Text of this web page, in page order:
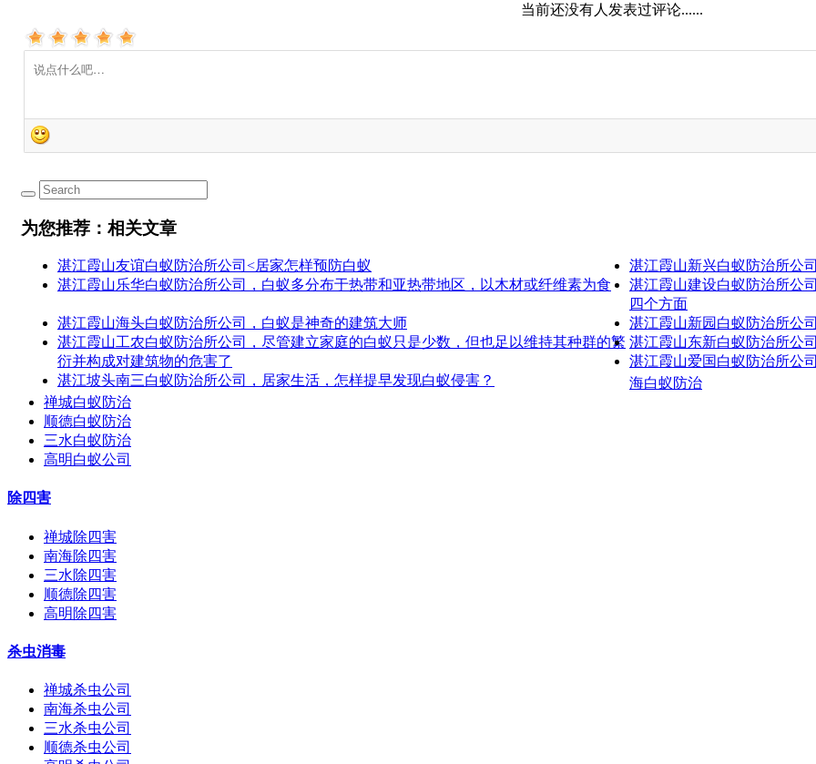
当前还没有人发表过评论......
为您推荐：相关文章
湛江霞山友谊白蚁防治所公司<居家怎样预防白蚁
湛江霞山新兴白蚁防治所公
湛江霞山乐华白蚁防治所公司，白蚁多分布于热带和亚热带地区，以木材或纤维素为食
湛江霞山建设白蚁防治所公
四个方面
湛江霞山海头白蚁防治所公司，白蚁是神奇的建筑大师
湛江霞山新园白蚁防治所公
湛江霞山工农白蚁防治所公司，尽管建立家庭的白蚁只是少数，但也足以维持其种群的繁
衍并构成对建筑物的危害了
湛江霞山东新白蚁防治所公
湛江霞山爱国白蚁防治所公
湛江坡头南三白蚁防治所公司，居家生活，怎样提早发现白蚁侵害？
海白蚁防治
禅城白蚁防治
顺德白蚁防治
三水白蚁防治
高明白蚁公司
除四害
禅城除四害
南海除四害
三水除四害
顺德除四害
高明除四害
杀虫消毒
禅城杀虫公司
南海杀虫公司
三水杀虫公司
顺德杀虫公司